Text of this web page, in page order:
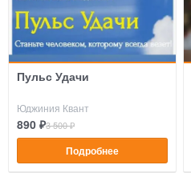
Пульс Удачи
Юджиния Квант
890 ₽3 500 ₽
Подробнее